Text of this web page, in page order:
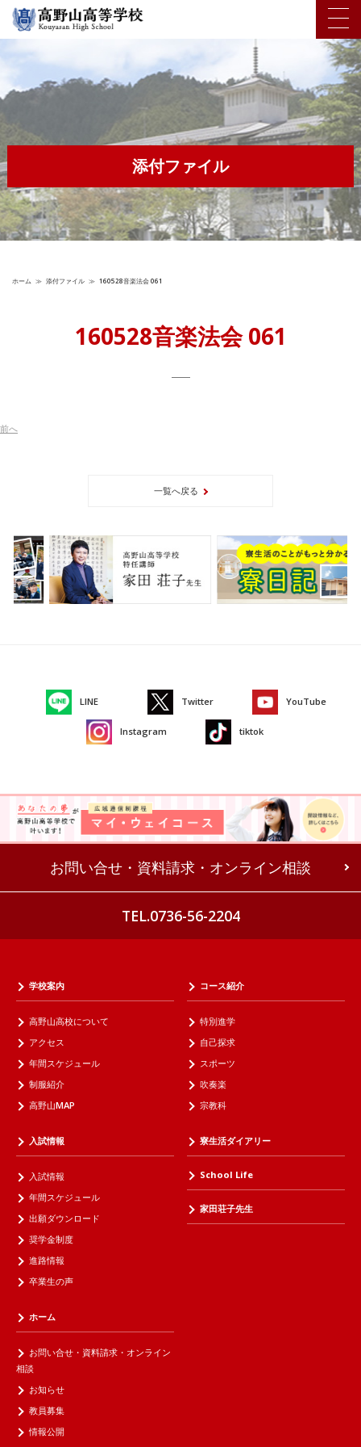
添付ファイル
ホーム ≫ 添付ファイル ≫ 160528音楽法会 061
160528音楽法会 061
前へ
一覧へ戻る
LINE Twitter YouTube
Instagram tiktok
お問い合せ・資料請求・オンライン相談
TEL.0736-56-2204
学校案内
高野山高校について
アクセス
年間スケジュール
制服紹介
高野山MAP
コース紹介
特別進学
自己探求
スポーツ
吹奏楽
宗教科
入試情報
入試情報
年間スケジュール
出願ダウンロード
奨学金制度
進路情報
卒業生の声
寮生活ダイアリー
School Life
家田荘子先生
ホーム
お問い合せ・資料請求・オンライン
相談
お知らせ
教員募集
情報公開